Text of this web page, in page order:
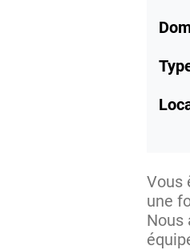
Vous
une
Nous